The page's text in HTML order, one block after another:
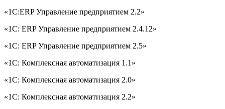
«1С:ERP Управление предприятием 2.2»
«1С: ERP Управление предприятием 2.4.12»
«1С: ERP Управление предприятием 2.5»
«1С: Комплексная автоматизация 1.1»
«1С: Комплексная автоматизация 2.0»
«1С: Комплексная автоматизация 2.2»